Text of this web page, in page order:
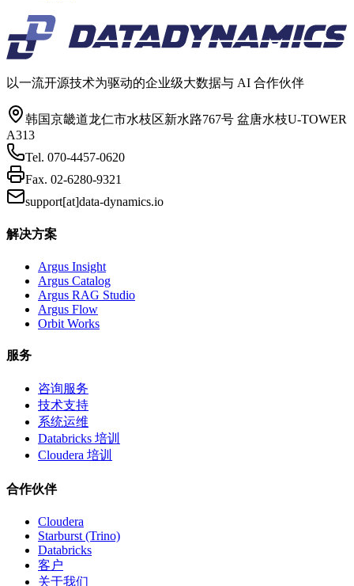
以一流开源技术为驱动的企业级大数据与 AI 合作伙伴
韩国京畿道龙仁市水枝区新水路767号 盆唐水枝U-TOWER
A313
Tel. 070-4457-0620
Fax. 02-6280-9321
support[at]data-dynamics.io
解决方案
Argus Insight
Argus Catalog
Argus RAG Studio
Argus Flow
Orbit Works
服务
咨询服务
技术支持
系统运维
Databricks 培训
Cloudera 培训
合作伙伴
Cloudera
Starburst (Trino)
Databricks
客户
关于我们